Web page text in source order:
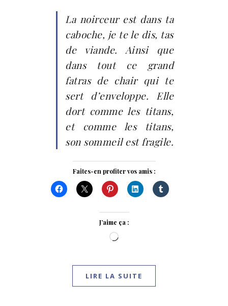
La noirceur est dans ta
caboche, je te le dis, tas
de viande. Ainsi que
dans tout ce grand
fatras de chair qui te
sert d’enveloppe. Elle
dort comme les titans,
et comme les titans,
son sommeil est fragile.
Faites-en profiter vos amis :
J’aime ça :
Chargement…
LIRE LA SUITE